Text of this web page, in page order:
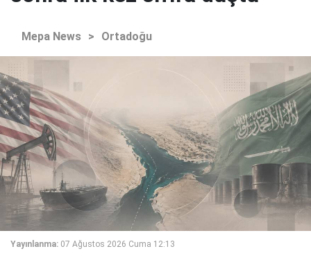
Mepa News > Ortadoğu
Yayınlanma: 07 Ağustos 2026 Cuma 12:13